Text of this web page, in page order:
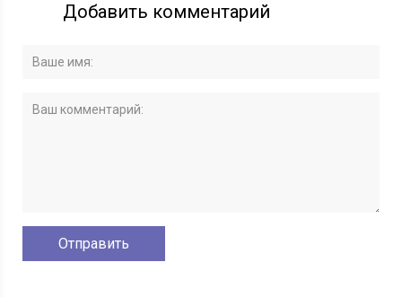
Добавить комментарий